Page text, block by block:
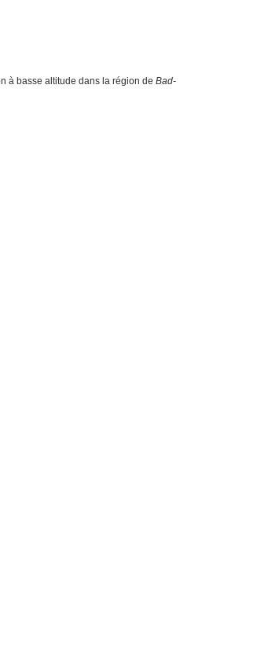
à basse altitude dans la région de Bad-